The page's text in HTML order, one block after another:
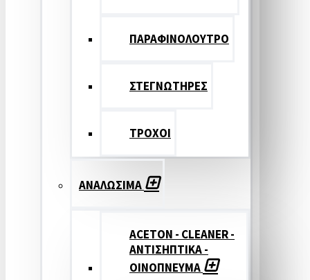
ΠΑΡΑΦΙΝΟΛΟΥΤΡΟ
ΣΤΕΓΝΩΤΗΡΕΣ
ΤΡΟΧΟΙ
ΑΝΑΛΩΣΙΜΑ
ACETON - CLEANER -
ΑΝΤΙΣΗΠΤΙΚΑ -
ΟΙΝΟΠΝΕΥΜΑ